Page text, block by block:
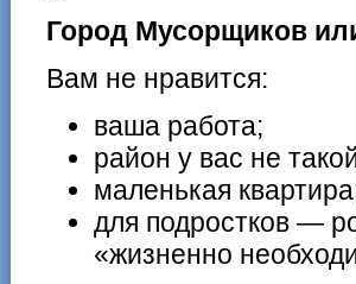
Город Мусорщиков
Вам не нравится:
ваша работа;
район у вас не
маленькая
для подростков —
«жизненно